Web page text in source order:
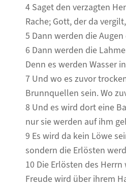
4 Saget den verzagten
Rache; Gott, der da
5 Dann werden die
6 Dann werden die
Denn es werden Wasser
7 Und wo es zuvor
Brunnquellen sein. Wo
8 Und es wird dort eine
nur sie werden auf ihm
9 Es wird da kein Löwe
sondern die Erlösten
10 Die Erlösten des
Freude wird über ihrem